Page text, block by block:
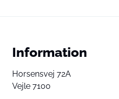
Information
Horsensvej 72A
Vejle 7100